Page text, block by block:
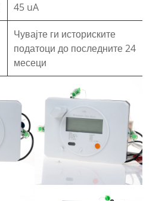
45 uA
Чувајте ги историските
податоци до последните 24
месеци